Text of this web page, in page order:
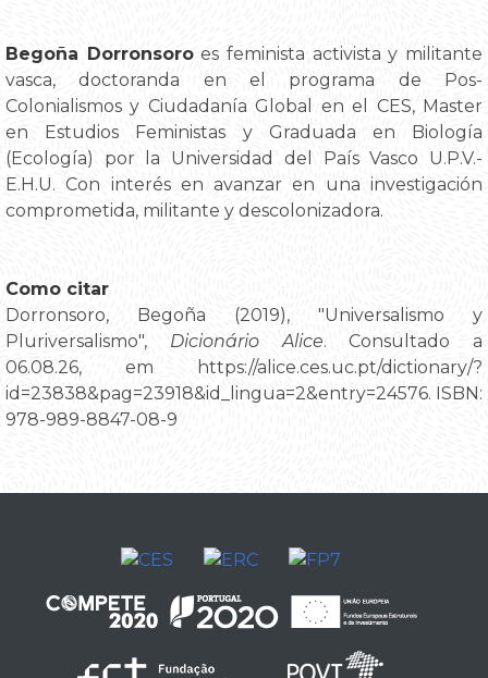
Begoña Dorronsoroes feminista activista y militante
vasca, doctoranda en el programa de Pos-
Colonialismos y Ciudadanía Global en el CES, Master
en Estudios Feministas y Graduada en Biología
(Ecología) por la Universidad del País Vasco U.P.V.-
E.H.U. Con interés en avanzar en una investigación
comprometida, militante y descolonizadora.
Como citar
Dorronsoro, Begoña (2019), "Universalismo y
Pluriversalismo", Dicionário Alice. Consultado a
06.08.26, em https://alice.ces.uc.pt/dictionary/?
id=23838&pag=23918&id_lingua=2&entry=24576. ISBN:
978-989-8847-08-9